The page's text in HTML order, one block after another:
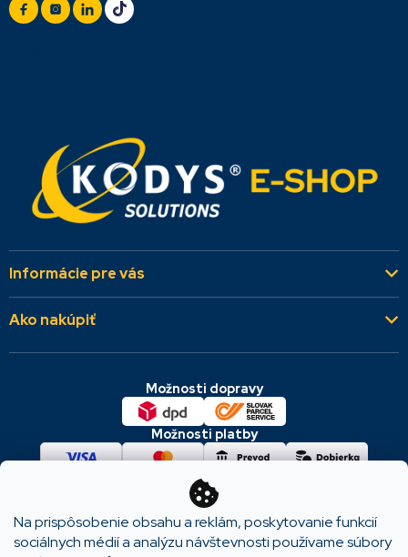
Na prispôsobenie obsahu a reklám, poskytovanie funkcií
sociálnych médií a analýzu návštevnosti používame súbory
Informácie pre vás
Kto sme
Ako nakúpiť
Dodacie a platobné podmienky
Reklamácie a vrátenie
Možnosti dopravy
Možnosti platby
Copyright 2026KODYS SOLUTIONS. Všetky práva
vyhradené.